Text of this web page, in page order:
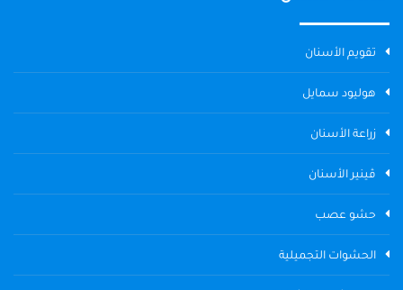
تقويم الأسنان
هوليود سمايل
زراعة الأسنان
ڤينير الأسنان
حشو عصب
الحشوات التجميلية